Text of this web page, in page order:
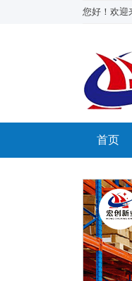
您好！欢迎
首页